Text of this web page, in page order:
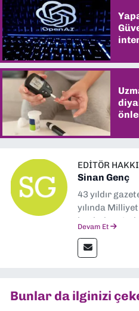
EDITÖR
Sinan Genç
43 yıldır
yılında
başladım.
muhabir,
müdürü olarak
Gazetesi'nde
Devam Et
Bunlar da ilginizi